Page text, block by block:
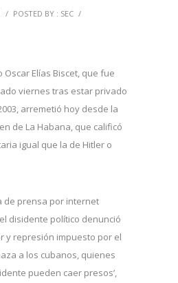
/ POSTED BY : SEC /
Oscar Elías Biscet, que fue
viernes tras estar privado
arremetió hoy desde la
de La Habana, que calificó
igual que la de Hitler o
de prensa por internet
disidente político denunció
y represión impuesto por el
a los cubanos, quienes
pueden caer presos’,